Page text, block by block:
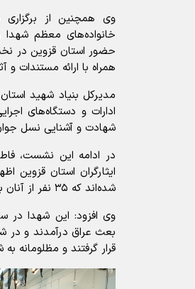
وی همچنین از برگزاری
خانواده‌های معظم
حضور استان قزوین در
همراه با ارائه مستندات و
مدیرکل بنیاد شهید
ادارات و دستگاه‌های
شهادت و آشنایی نسل
در ادامه این نشست،
شده‌اند که ۳۵ نفر از آنان با عنوان شهدای عطش شناخته می‌شوند.
بعث عراق درآمدند و در
قرار گرفتند و مظلومانه